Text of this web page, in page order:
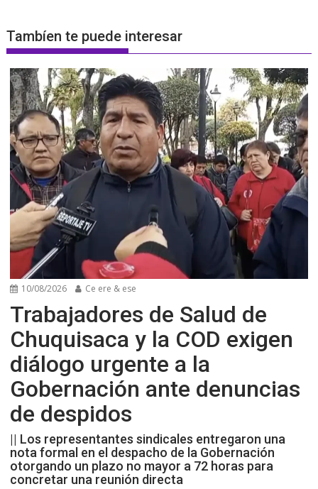
Tambíen te puede interesar
10/08/2026 Ce ere & ese
Trabajadores de Salud de
Chuquisaca y la COD exigen
diálogo urgente a la
Gobernación ante denuncias
de despidos
|| Los representantes sindicales entregaron una
nota formal en el despacho de la Gobernación
otorgando un plazo no mayor a 72 horas para
concretar una reunión directa